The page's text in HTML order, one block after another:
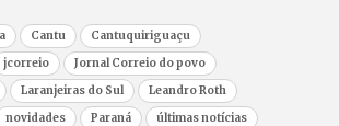
Cantu
Cantuquiriguaçu
jcorreio
Jornal Correio do povo
Laranjeiras do Sul
Leandro Roth
novidades Paraná
últimas notícias